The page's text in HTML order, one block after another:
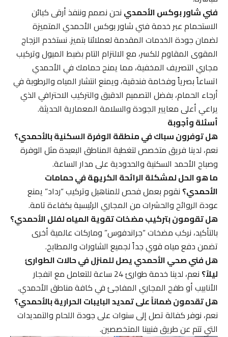
فني شاور بوكس الأحمدينحن نصمم وننفذ أرقى كبائن
الاستحمام عبر خدمة فني شاور بوكس الأحمدي المتميزة
لضمان جودة الخدمات المقدمة لعملائنا بتميز. نستخدم الزجاج
المقوى المقاوم للكسر، مع الالتزام التام بضبط الميول وتركيب
مجاري التصريف المخفية، مما يمنح حمامك في الأحمدي
اتساعاً بصرياً وفخامة فندقية، ويمنع انتشار المياه والرطوبة في
أرجاء الحمام، بفضل التصميم الدقيق والتركيب الاحترافي الذي
يراعي أعلى معايير الجودة والسلامة المعمارية الحديثة.
أسئلة وأجوبة
هل توفرون سباك في منطقة الوفرة السكنية بالأحمدي؟
نعم، لدينا فريق متخصص لتغطية المناطق البعيدة مثل الوفرة
وصباح الأحمد السكنية والحدودية على مدار الساعة.
ما هو الحل لمشكلة الرائحة الكريهة في حمامات
الأحمدي؟نقوم بعمل فحص للمناهيل وتركيب “رداد” يمنع
عودة الروائح والحشرات من المجاري الرئيسية بكفاءة تامة.
هل تقومون بتركيب مضخات تقوية المياه لفلل الأحمدي؟
بالتأكيد، نركب مضخات “جراندفوس” وماركات عالمية أخرى
تضمن دفع مياه قوي جداً لجميع الشاورات والمطابخ.
هل فني صحي الأحمدي يصل للمنزل في حالات الطوارئ
ليلاً؟
نعم، لدينا خدمة طوارئ 24 ساعة للتعامل مع انفجار
الأنابيب أو طفح المجاري المفاجئ في كافة مناطق الأحمدي.
هل تقدمون ضماناً على تمديد البايبات الحرارية بالأحمدي؟
نعم، نوفر كفالة تصل إلى سنوات على جودة اللحام والتمديدات
التي تتم عن طريق فنيينا المتخصصين.